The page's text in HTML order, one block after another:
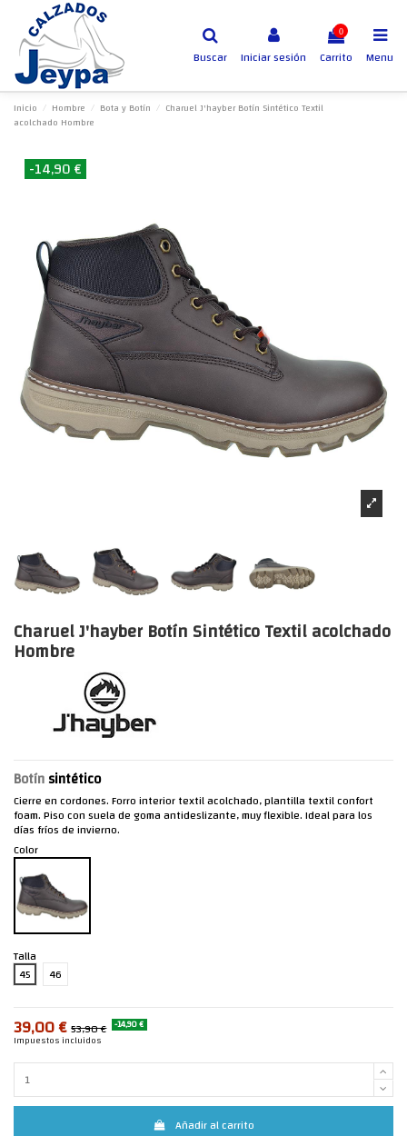
Buscar Iniciar sesión
0
Carrito Menu
Inicio Hombre Bota y Botín
Charuel J'hayber Botín Sintético Textil
acolchado Hombre
-14,90 €
Charuel J'hayber Botín Sintético Textil acolchado
Hombre
Botínsintético
Cierre en cordones. Forro interior textil acolchado, plantilla textil confort
foam. Piso con suela de goma antideslizante, muy flexible. Ideal para los
días fríos de invierno.
Color
Talla
45
46
39,00 € 53,90 € -14,90 €
Impuestos incluidos
Añadir al carrito